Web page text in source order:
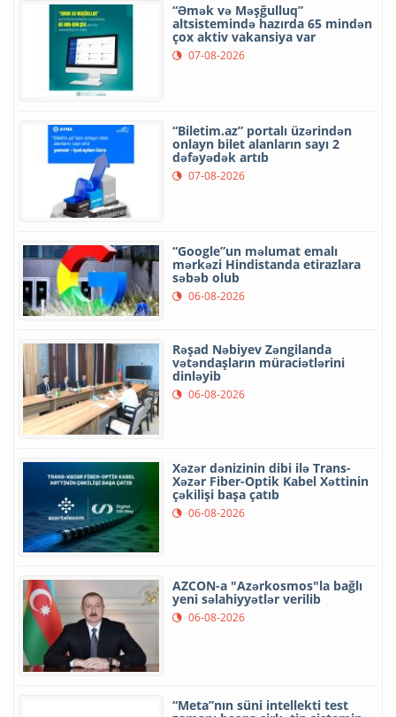
“Əmək və Məşğulluq”
altsistemində hazırda 65 mindən
çox aktiv vakansiya var
07-08-2026
“Biletim.az” portalı üzərindən
onlayn bilet alanların sayı 2
dəfəyədək artıb
07-08-2026
“Google”un məlumat emalı
mərkəzi Hindistanda etirazlara
səbəb olub
06-08-2026
Rəşad Nəbiyev Zəngilanda
vətəndaşların müraciətlərini
dinləyib
06-08-2026
Xəzər dənizinin dibi ilə Trans-
Xəzər Fiber-Optik Kabel Xəttinin
çəkilişi başa çatıb
06-08-2026
AZCON-a "Azərkosmos"la bağlı
yeni səlahiyyətlər verilib
06-08-2026
“Meta”nın süni intellekti test